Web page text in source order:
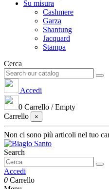
Su misura
Cashmere
Garza
Shantung
Jacquard
Stampa
Cerca
Accedi
0 Carrello /Empty
Carrello
×
Non ci sono più articoli nel tuo
Search
Accedi
0 Carrello